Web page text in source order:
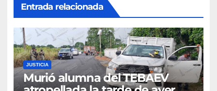
Entrada relacionada
JUSTICIA
Murió alumna del TEBAEV